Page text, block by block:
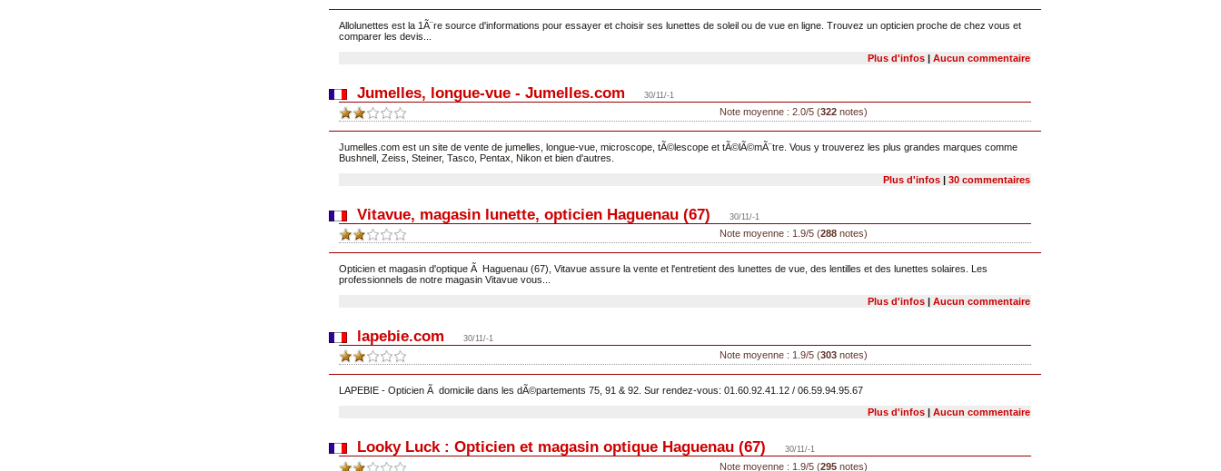
Allolunettes est la 1Ã¨re source d'informations pour essayer et choisir ses lunettes de soleil ou de vue en ligne. Trouvez un opticien proche de chez vous et
comparer les devis...
Plus d'infos |Aucun commentaire
Jumelles, longue-vue - Jumelles.com 30/11/-1
Note moyenne : 2.0/5 (322 notes)
Jumelles.com est un site de vente de jumelles, longue-vue, microscope, tÃ©lescope et tÃ©lÃ©mÃ¨tre. Vous y trouverez les plus grandes marques comme
Bushnell, Zeiss, Steiner, Tasco, Pentax, Nikon et bien d'autres.
Plus d'infos |30 commentaires
Vitavue, magasin lunette, opticien Haguenau (67) 30/11/-1
Note moyenne : 1.9/5 (288 notes)
Opticien et magasin d'optique Ã Haguenau (67), Vitavue assure la vente et l'entretient des lunettes de vue, des lentilles et des lunettes solaires. Les
professionnels de notre magasin Vitavue vous...
Plus d'infos |Aucun commentaire
lapebie.com 30/11/-1
Note moyenne : 1.9/5 (303 notes)
LAPEBIE - Opticien Ã domicile dans les dÃ©partements 75, 91 & 92. Sur rendez-vous: 01.60.92.41.12 / 06.59.94.95.67
Plus d'infos |Aucun commentaire
Looky Luck : Opticien et magasin optique Haguenau (67) 30/11/-1
Note moyenne : 1.9/5 (295 notes)